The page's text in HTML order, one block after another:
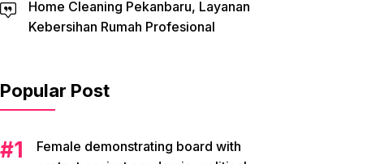
Home Cleaning Pekanbaru, Layanan
Kebersihan Rumah Profesional
Popular Post
Female demonstrating board with